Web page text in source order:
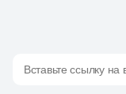
Вставьте ссылку на